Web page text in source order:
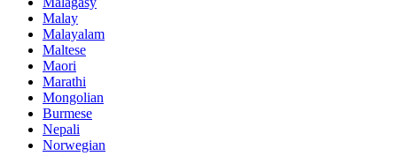
Malay
Malayalam
Maltese
Maori
Marathi
Mongolian
Burmese
Nepali
Norwegian